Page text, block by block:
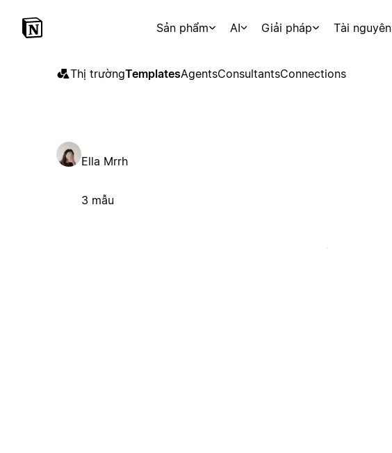
Sản phẩm AI Giải pháp Tài nguyên
Thị trườngTemplatesAgentsConsultantsConnections
Ella Mrrh
3 mẫu